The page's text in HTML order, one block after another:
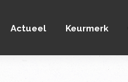
Actueel Keurmerk